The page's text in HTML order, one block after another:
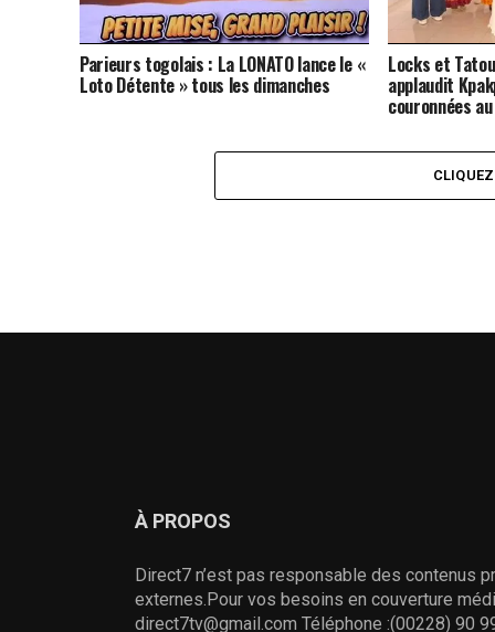
Parieurs togolais : La LONATO lance le «
Loto Détente » tous les dimanches
Locks et
applaudit
couronnées
À PROPOS
Direct7 n’est pas responsable des contenus
externes.Pour vos besoins en couverture
direct7tv@gmail.com Téléphone :(00228) 90